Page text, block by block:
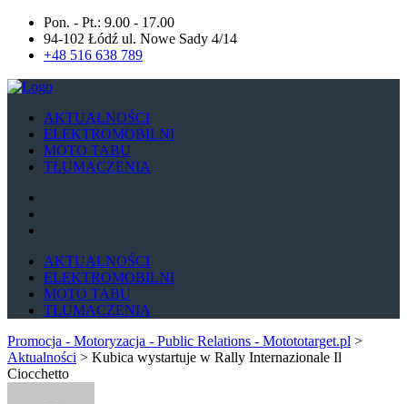
Pon. - Pt.: 9.00 - 17.00
94-102 Łódź ul. Nowe Sady 4/14
+48 516 638 789
AKTUALNOŚCI
ELEKTROMOBILNI
MOTO TABU
TŁUMACZENIA
AKTUALNOŚCI
ELEKTROMOBILNI
MOTO TABU
TŁUMACZENIA
Promocja - Motoryzacja - Public Relations - Motototarget.pl >
Aktualności > Kubica wystartuje w Rally Internazionale Il
Ciocchetto